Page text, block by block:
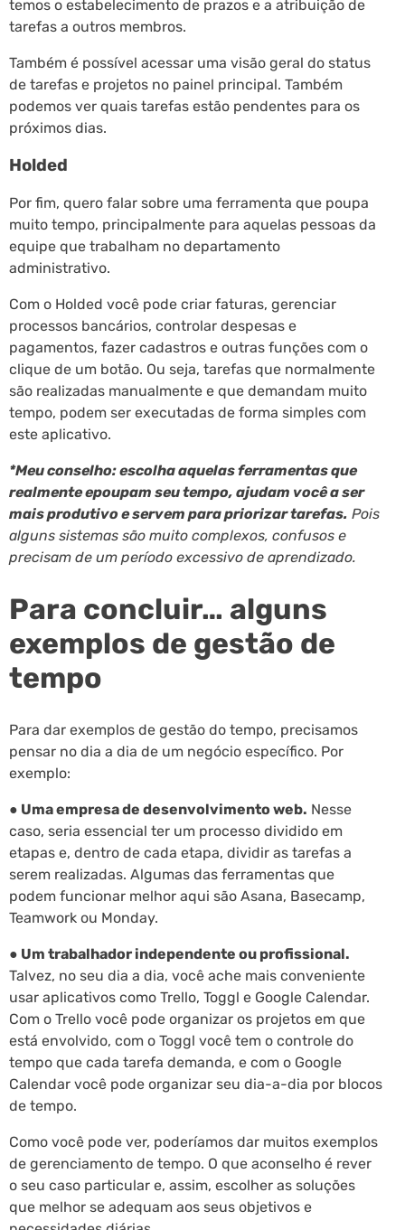
temos o estabelecimento de prazos e a atribuição de
tarefas a outros membros.
Também é possível acessar uma visão geral do status
de tarefas e projetos no painel principal. Também
podemos ver quais tarefas estão pendentes para os
próximos dias.
Holded
Por fim, quero falar sobre uma ferramenta que poupa
muito tempo, principalmente para aquelas pessoas da
equipe que trabalham no departamento
administrativo.
Com o Holded você pode criar faturas, gerenciar
processos bancários, controlar despesas e
pagamentos, fazer cadastros e outras funções com o
clique de um botão. Ou seja, tarefas que normalmente
são realizadas manualmente e que demandam muito
tempo, podem ser executadas de forma simples com
este aplicativo.
*Meu conselho: escolha aquelas ferramentas que
realmente epoupam seu tempo, ajudam você a ser
mais produtivo e servem para priorizar tarefas. Pois
alguns sistemas são muito complexos, confusos e
precisam de um período excessivo de aprendizado.
Para concluir… alguns
exemplos de gestão de
tempo
Para dar exemplos de gestão do tempo, precisamos
pensar no dia a dia de um negócio específico. Por
exemplo:
● Uma empresa de desenvolvimento web. Nesse
caso, seria essencial ter um processo dividido em
etapas e, dentro de cada etapa, dividir as tarefas a
serem realizadas. Algumas das ferramentas que
podem funcionar melhor aqui são Asana, Basecamp,
Teamwork ou Monday.
● Um trabalhador independente ou profissional.
Talvez, no seu dia a dia, você ache mais conveniente
usar aplicativos como Trello, Toggl e Google Calendar.
Com o Trello você pode organizar os projetos em que
está envolvido, com o Toggl você tem o controle do
tempo que cada tarefa demanda, e com o Google
Calendar você pode organizar seu dia-a-dia por blocos
de tempo.
Como você pode ver, poderíamos dar muitos exemplos
de gerenciamento de tempo. O que aconselho é rever
o seu caso particular e, assim, escolher as soluções
que melhor se adequam aos seus objetivos e